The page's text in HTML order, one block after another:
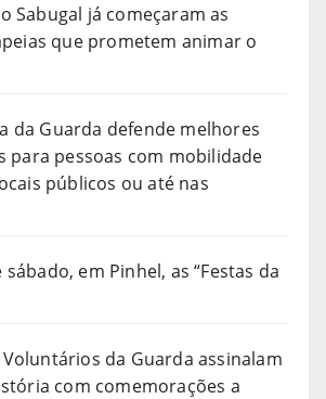
Sabugal já começaram as
que prometem animar o
da Guarda defende melhores
para pessoas com mobilidade
públicos ou até nas
em Pinhel, as “Festas da
da Guarda assinalam
com comemorações a